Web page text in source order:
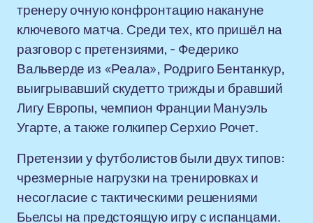
тренеру очную конфронтацию накануне
ключевого матча. Среди тех, кто пришёл на
разговор с претензиями, - Федерико
Вальверде из «Реала», Родриго Бентанкур,
выигрывавший скудетто трижды и бравший
Лигу Европы, чемпион Франции Мануэль
Угарте, а также голкипер Серхио Рочет.
Претензии у футболистов были двух типов:
чрезмерные нагрузки на тренировках и
несогласие с тактическими решениями
Бьелсы на предстоящую игру с испанцами.